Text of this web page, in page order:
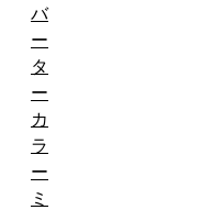
バ
ー
タ
ー
カ
ラ
ー
ミ